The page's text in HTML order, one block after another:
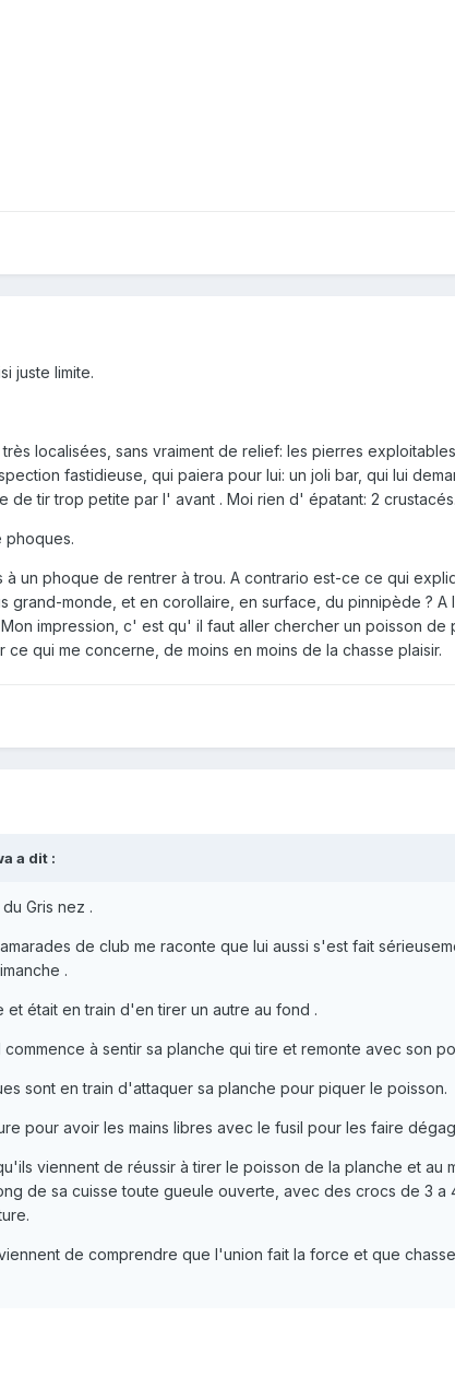
juste limite.
localisées, sans vraiment de relief: les pierres exploitables
fastidieuse, qui paiera pour lui: un joli bar, qui lui
tir trop petite par l' avant . Moi rien d' épatant: 2 crustacés.
phoques.
un phoque de rentrer à trou. A contrario est-ce ce qui
grand-monde, et en corollaire, en surface, du pinnipède ? A
impression, c' est qu' il faut aller chercher un poisson de
qui me concerne, de moins en moins de la chasse plaisir.
a dit :
Gris nez .
de club me raconte que lui aussi s'est fait
.
et était en train d'en tirer un autre au fond .
à sentir sa planche qui tire et remonte avec son
sont en train d'attaquer sa planche pour piquer le poisson.
pour avoir les mains libres avec le fusil pour les faire
viennent de réussir à tirer le poisson de la planche et au
de sa cuisse toute gueule ouverte, avec des crocs de 3 a
de comprendre que l'union fait la force et que